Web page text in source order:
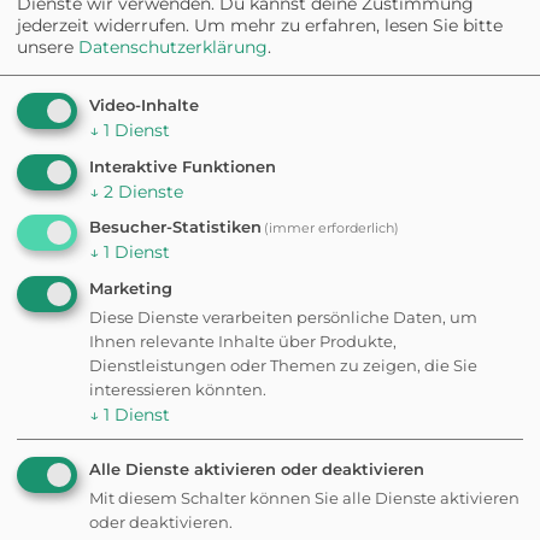
Statt jeden Tag die gleiche Runde: Sag der App, wie viel
Zeit ihr habt und worauf ihr Lust habt: wir bauen euch
eine passende Runde — direkt von eurem Standort.
NACH STIMMUNG
Wie viel Power habt ihr?
Entspannt
Schnell
unter 20 min · für zwischendurch
Aktiv
45+ min · ausgepowerte Tage
jederzeit widerrufen. Um mehr zu erfahren, lesen Sie bitte
unsere Datenschutzerklärung.
Video-Inhalte
↓ 1 Dienst
Interaktive Funktionen
↓ 2 Dienste
Besucher-Statistiken (immer erforderlich)
↓ 1 Dienst
Marketing
Diese Dienste verarbeiten persönliche Daten, um
Ihnen relevante Inhalte über Produkte,
Dienstleistungen oder Themen zu zeigen, die Sie
interessieren könnten.
↓ 1 Dienst
Alle Dienste aktivieren oder deaktivieren
Mit diesem Schalter können Sie alle Dienste aktivieren
oder deaktivieren.